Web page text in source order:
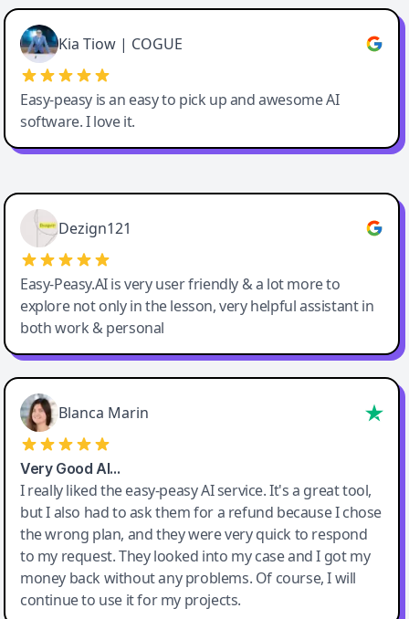
Cody Crabb
Great service, Best AI tool
Kia Tiow | COGUE
Easy-peasy is an easy to pick up and awesome AI
software. I love it.
Easy-Peasy AI
Dezign121
Easy-Peasy.AI is very user friendly & a lot more to
explore not only in the lesson, very helpful assistant in
both work & personal
Blanca Marin
Very Good AI…
I really liked the easy-peasy AI service. It's a great tool,
but I also had to ask them for a refund because I chose
the wrong plan, and they were very quick to respond
to my request. They looked into my case and I got my
money back without any problems. Of course, I will
continue to use it for my projects.